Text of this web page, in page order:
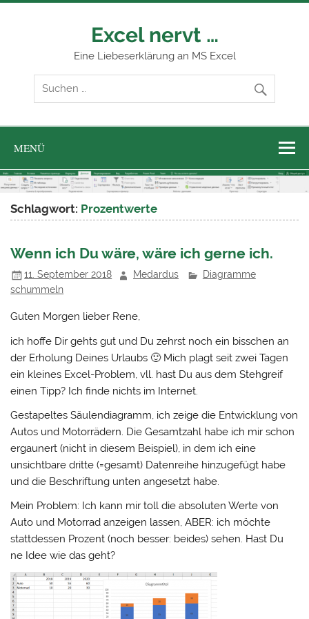
Zum
Excel nervt …
Eine Liebeserklärung an MS Excel
MENÜ
Schlagwort: Prozentwerte
Wenn ich Du wäre, wäre ich gerne ich.
11. September 2018 Medardus
Diagramme
schummeln
Guten Morgen lieber Rene,
ich hoffe Dir gehts gut und Du zehrst noch ein bisschen an
der Erholung Deines Urlaubs 🙂 Mich plagt seit zwei Tagen
ein kleines Excel-Problem, vll. hast Du aus dem Stehgreif
einen Tipp? Ich finde nichts im Internet.
Gestapeltes Säulendiagramm, ich zeige die Entwicklung von
Autos und Motorrädern. Die Gesamtzahl habe ich mir schon
ergaunert (nicht in diesem Beispiel), in dem ich eine
unsichtbare dritte (=gesamt) Datenreihe hinzugefügt habe
und die Beschriftung unten angesetzt habe.
Mein Problem: Ich kann mir toll die absoluten Werte von
Auto und Motorrad anzeigen lassen, ABER: ich möchte
stattdessen Prozent (noch besser: beides) sehen. Hast Du
ne Idee wie das geht?